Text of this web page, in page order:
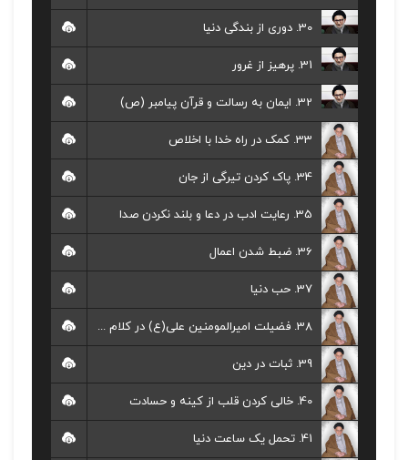
30. دوری از بندگی دنیا
31. پرهیز از غرور
32. ایمان به رسالت و قرآن پیامبر (ص)
33. کمک در راه خدا با اخلاص
34. پاک کردن تیرگی از جان
35. رعایت ادب در دعا و بلند نکردن صدا
36. ضبط شدن اعمال
37. حب دنیا
38. فضیلت امیرالمومنین علی(ع) در کلام رسول خدا(ص)
39. ثبات در دین
40. خالی کردن قلب از کینه و حسادت
41. تحمل یک ساعت دنیا